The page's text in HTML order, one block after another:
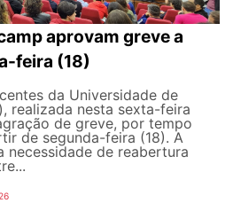
aprovam greve a
feira (18)
da Universidade de
realizada nesta sexta-feira
de greve, por tempo
de segunda-feira (18). A
necessidade de reabertura